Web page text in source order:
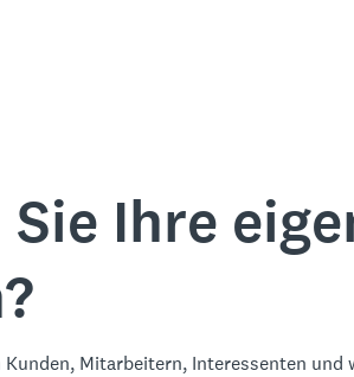
Ihre
Kunden, Mitarbeitern, Interessenten und